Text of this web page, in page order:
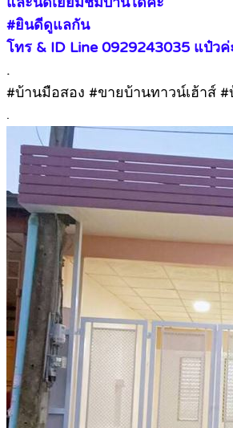
#ยินดีดูแลกัน
โทร & ID Line 0929243035 แป๋วค่
.
#บ้านมือสอง #ขายบ้านทาวน์เฮ้าส์
.